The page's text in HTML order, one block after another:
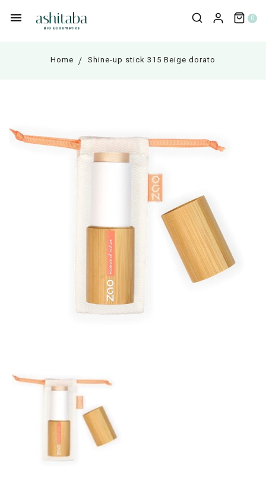
0
Home Shine-up stick 315 Beige dorato